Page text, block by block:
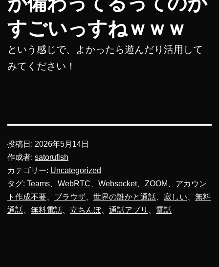
すごいっすねｗｗｗ
という感じで、よかったら遊んだり活用して
みてください！
投稿日: 2026年5月14日
作成者: satorufish
カテゴリー: Uncategorized
タグ: Teams WebRTC Websocket、 ZOOM
アカウン
ト作成不要
ブラウザ 世界の誰かと通話 寂しい
無料
通話
無料電話 立ちんぼ、 通話アプリ 電話